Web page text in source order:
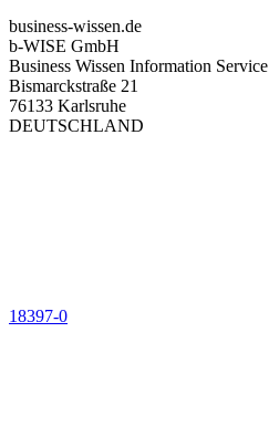
business-wissen.de
b-WISE GmbH
Business Wissen Information Service
Bismarckstraße 21
76133 Karlsruhe
DEUTSCHLAND
18397-0